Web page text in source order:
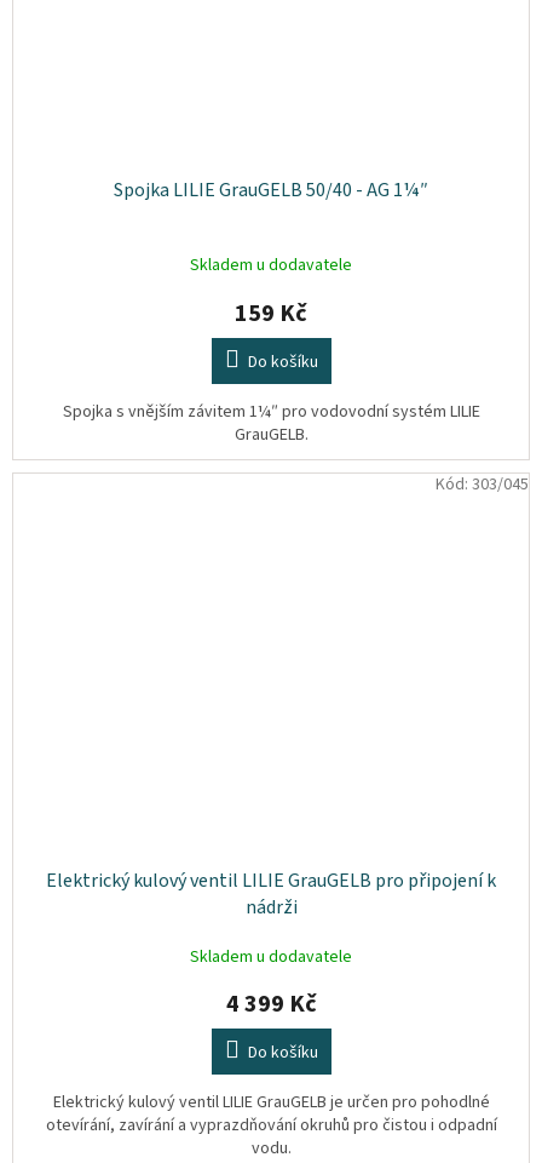
Spojka LILIE GrauGELB 50/40 - AG 1¼″
Skladem u dodavatele
159 Kč
Do košíku
Spojka s vnějším závitem 1¼″ pro vodovodní systém LILIE
GrauGELB.
Elektrický kulový ventil LILIE GrauGELB pro připojení k
nádrži
Skladem u dodavatele
4 399 Kč
Do košíku
Elektrický kulový ventil LILIE GrauGELB je určen pro pohodlné
otevírání, zavírání a vyprazdňování okruhů pro čistou i odpadní
vodu.
Kód: 303/045